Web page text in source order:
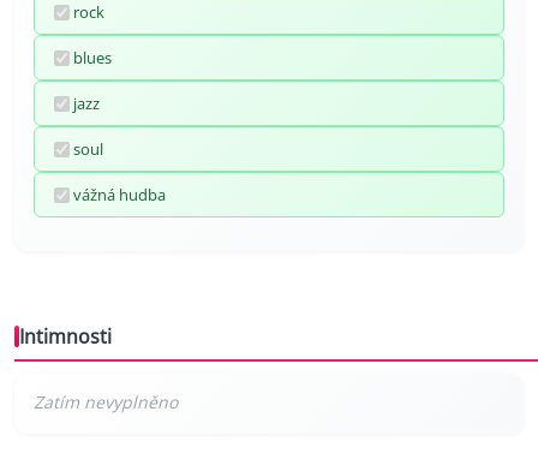
rock
blues
jazz
soul
vážná hudba
Intimnosti